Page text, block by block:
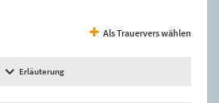
Als Trauervers wählen
Erläuterung